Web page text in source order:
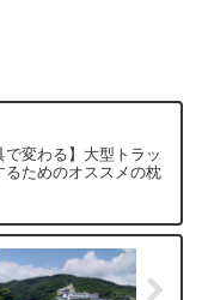
で変わる】大型トラッ
るためのオススメの枕